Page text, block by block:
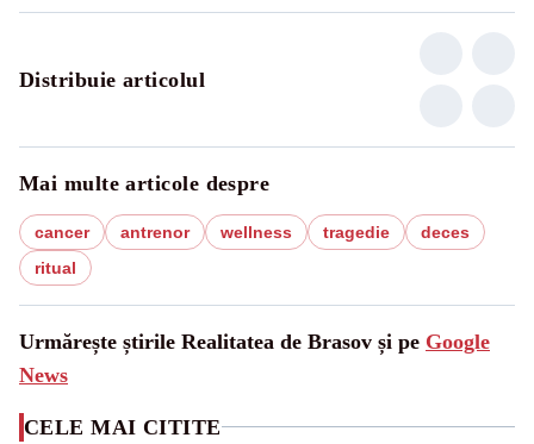
Distribuie articolul
Mai multe articole despre
cancer antrenor wellness tragedie
deces
ritual
Urmărește știrile Realitatea de Brasov și pe Google
News
CELE MAI CITITE